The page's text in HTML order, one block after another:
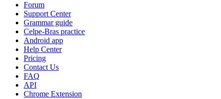
Forum
Support Center
Grammar guide
Celpe-Bras practice
Android app
Help Center
Pricing
Contact Us
FAQ
API
Chrome Extension